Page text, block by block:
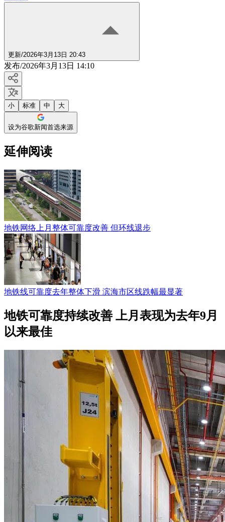
更新/2026年3月13日 20:43
发布/2026年3月13日 14:10
小 标准 中 大
设为谷歌新闻首选来源
延伸阅读
地铁网络上月整体可靠度改善 但环线退步
地铁线可靠度去年整体下滑 滨海市区线跌幅最显著
地铁可靠度持续改善 上月表现为去年9月
以来最佳